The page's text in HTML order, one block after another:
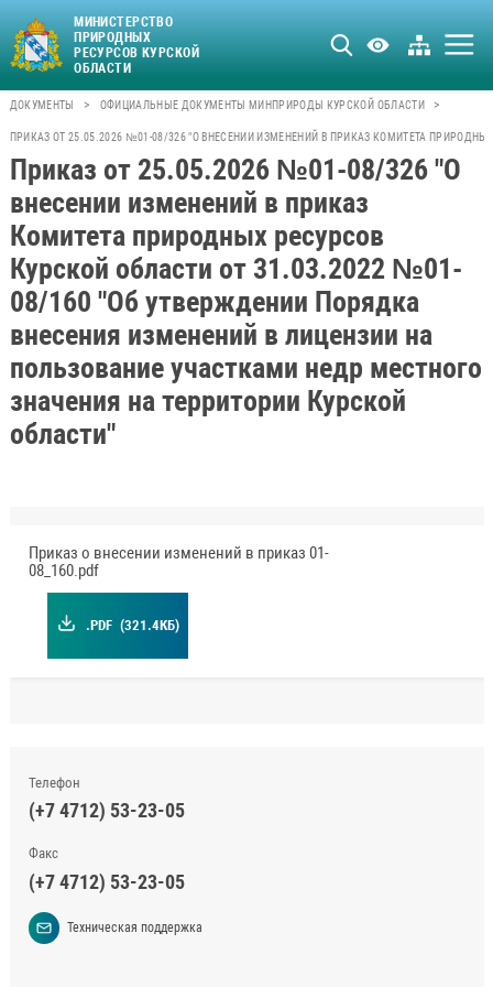
МИНИСТЕРСТВО
ПРИРОДНЫХ
РЕСУРСОВ КУРСКОЙ
ОБЛАСТИ
ДОКУМЕНТЫ > ОФИЦИАЛЬНЫЕ ДОКУМЕНТЫ МИНПРИРОДЫ КУРСКОЙ ОБЛАСТИ >
ПРИКАЗ ОТ 25.05.2026 №01-08/326 "О ВНЕСЕНИИ ИЗМЕНЕНИЙ В ПРИКАЗ КОМИТЕТА
Приказ от 25.05.2026 №01-08/326 "О
внесении изменений в приказ
Комитета природных ресурсов
Курской области от 31.03.2022 №01-
08/160 "Об утверждении Порядка
внесения изменений в лицензии на
пользование участками недр местного
значения на территории Курской
области"
Приказ о внесении изменений в приказ 01-
08_160.pdf
.PDF (321.4КБ)
Телефон
(+7 4712) 53-23-05
Факс
(+7 4712) 53-23-05
Техническая поддержка